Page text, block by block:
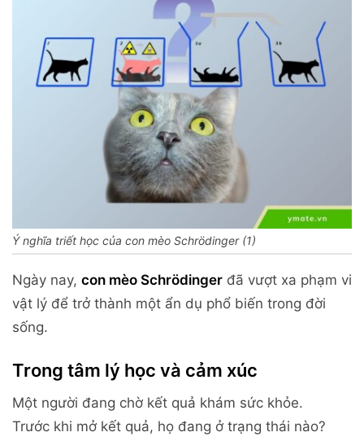
Ý nghĩa triết học của con mèo Schrödinger (1)
Ngày nay, con mèo Schrödinger đã vượt xa phạm vi
vật lý để trở thành một ẩn dụ phổ biến trong đời
sống.
Trong tâm lý học và cảm xúc
Một người đang chờ kết quả khám sức khỏe.
Trước khi mở kết quả, họ đang ở trạng thái nào?